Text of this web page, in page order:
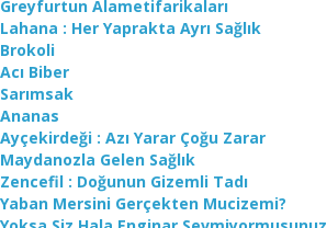
Greyfurtun Alametifarikaları
Lahana : Her Yaprakta Ayrı Sağlık
Brokoli
Acı Biber
Sarımsak
Ananas
Ayçekirdeği : Azı Yarar Çoğu Zarar
Maydanozla Gelen Sağlık
Zencefil : Doğunun Gizemli Tadı
Yaban Mersini Gerçekten Mucizemi?